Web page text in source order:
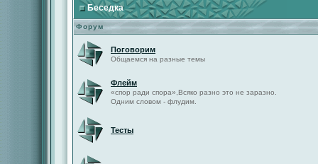
Беседка
Форум
Поговорим
Общаемся на разные темы
Флейм
«спор ради спора»,Всяко разно это не заразно.
Одним словом - флудим.
Тесты